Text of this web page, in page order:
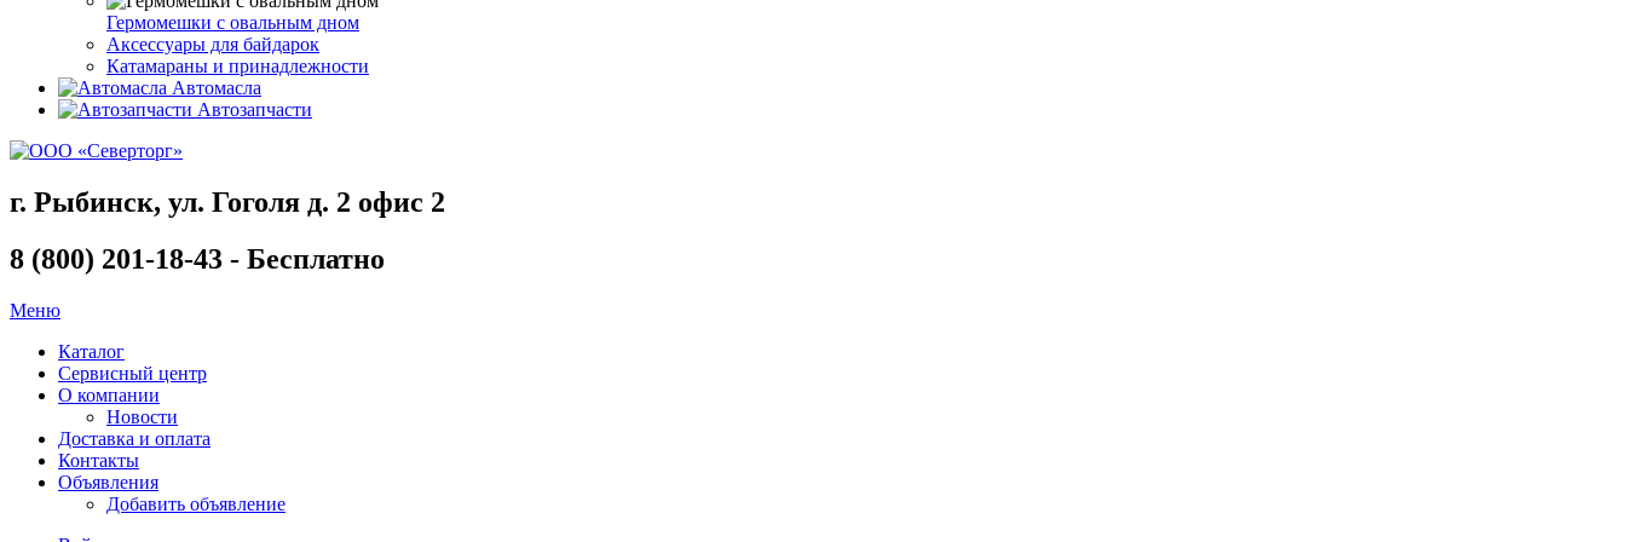
Гермомешки с овальным дном
Аксессуары для байдарок
Катамараны и принадлежности
Автомасла
Автозапчасти
г. Рыбинск, ул. Гоголя д. 2 офис 2
8 (800) 201-18-43 - Бесплатно
Меню
Каталог
Сервисный центр
О компании
Новости
Доставка и оплата
Контакты
Объявления
Добавить объявление